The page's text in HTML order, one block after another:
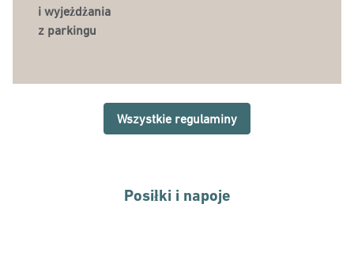
i wyjeżdżania
z parkingu
Wszystkie regulaminy
Posiłki i napoje